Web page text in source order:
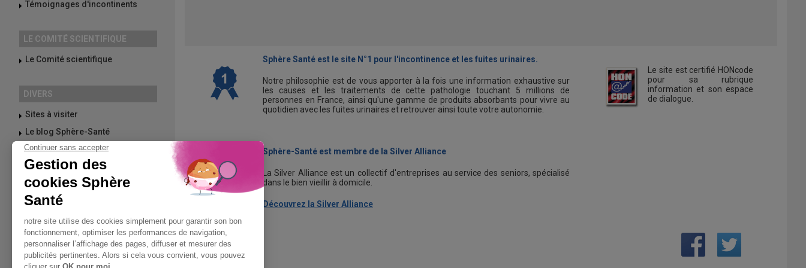
Témoignages d'incontinents
LE COMITÉ SCIENTIFIQUE
Le Comité scientifique
DIVERS
Sites à visiter
Le blog Sphère-Santé
PROMOTIONS
Sphère Santé est le site N°1 pour l'incontinence et les fuites urinaires.
Notre philosophie est de vous apporter à la fois une information exhaustive sur
les causes et les traitements de cette pathologie touchant 5 millions de
personnes en France, ainsi qu'une gamme de produits absorbants pour vivre au
quotidien avec les fuites urinaires et retrouver ainsi toute votre autonomie.
Le site est certifié HONcode
pour sa rubrique
information et son espace
de dialogue.
Sphère-Santé est membre de la Silver Alliance
La Silver Alliance est un collectif d'entreprises au service des seniors, spécialisé
dans le bien vieillir à domicile.
Découvrez la Silver Alliance